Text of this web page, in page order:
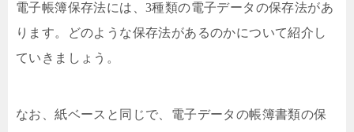
電子帳簿保存法には、3種類の電子データの保存法があ
ります。どのような保存法があるのかについて紹介し
ていきましょう。
なお、紙ベースと同じで、電子データの帳簿書類の保